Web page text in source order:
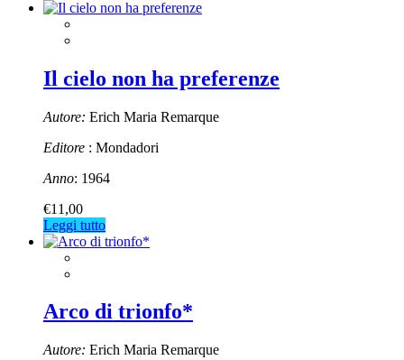
Il cielo non ha preferenze
Autore: Erich Maria Remarque
Editore : Mondadori
Anno: 1964
€11,00
Leggi tutto
Arco di trionfo*
Autore: Erich Maria Remarque